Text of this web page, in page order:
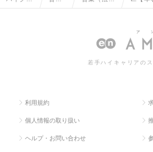
報
若手ハイキャリアの
利用規約
個人情報の取り扱い
ヘルプ・お問い合わせ